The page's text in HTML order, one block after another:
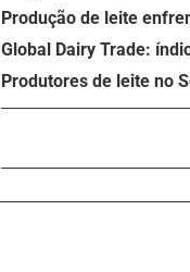
Produção de leite
Global Dairy Trade:
Produtores de leite no